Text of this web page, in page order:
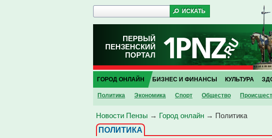
ПЕРВЫЙ
ПЕНЗЕНСКИЙ
ПОРТАЛ
ГОРОД ОНЛАЙН
Политика Экономика Спорт Общество
БИЗНЕС И ФИНАНСЫ КУЛЬТУРА
Новости Пензы → Город онлайн → Политика
ПОЛИТИКА